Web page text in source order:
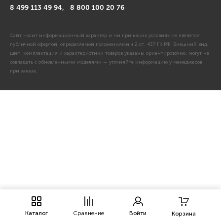
Каталог Сравнение Войти Корзина
8 499 113 49 94, 8 800 100 20 76
Сайт носит информационный характер и ни при каких условиях не является
публичной офертой, определяемой положениями ч.2 ст. 437 ГК РФ. Внешний вид,
цвет, комплектация и характеристики товаров указаны ориентировочно, могут не
совпадать с обновленными моделями — уточняйте информацию у менеджеров
при заказе.